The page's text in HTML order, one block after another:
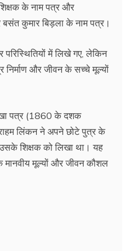
के नाम पत्र और
कुमार बिड़ला के नाम पत्र।
में लिखे गए, लेकिन
निर्माण और जीवन के सच्चे मूल्यों
पत्र (1860 के दशक
लिंकन ने अपने छोटे पुत्र के
शिक्षक को लिखा था। यह
मानवीय मूल्यों और जीवन कौशल